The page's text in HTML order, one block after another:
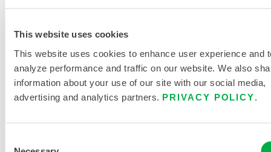
This website uses cookies
This website uses cookies to enhance user experience and
analyze performance and traffic on our website. We also
information about your use of our site with our social media,
advertising and analytics partners. PRIVACY POLICY
MEHR INFORMATIONEN ANFORDERN